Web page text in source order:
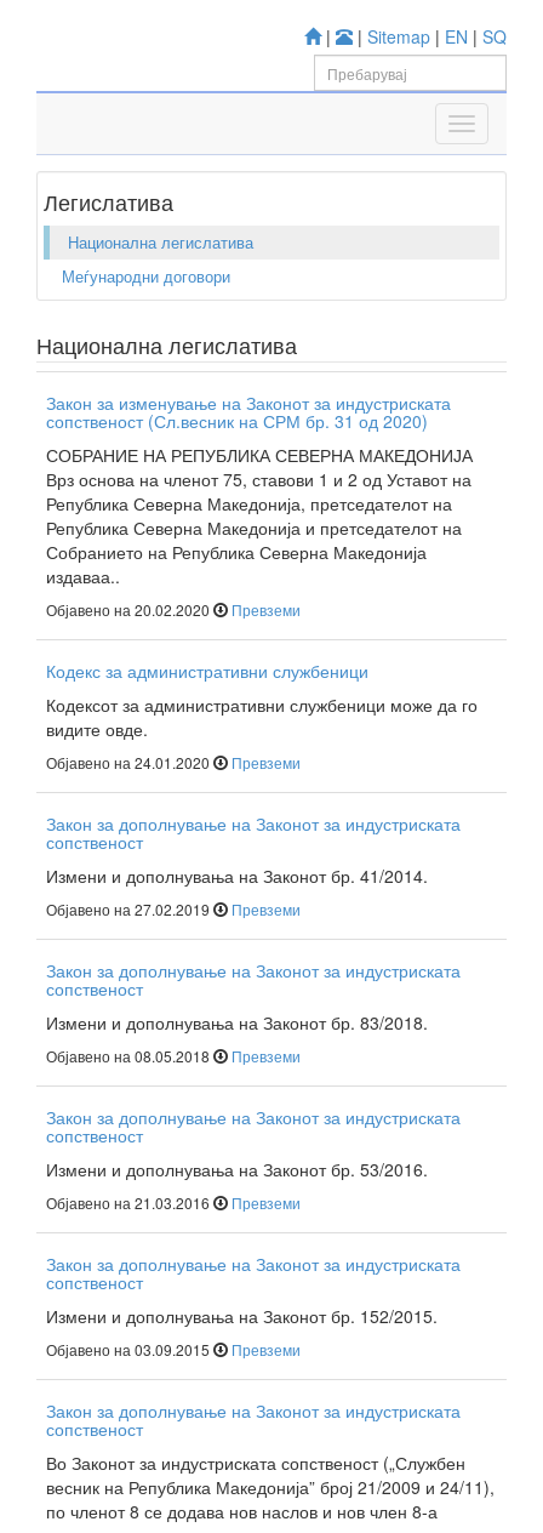
| | Sitemap | EN | SQ
Легислатива
Национална легислатива
Меѓународни договори
Национална легислатива
Закон за изменување на Законот за индустриската
сопственост (Сл.весник на СРМ бр. 31 од 2020)
СОБРАНИЕ НА РЕПУБЛИКА СЕВЕРНА МАКЕДОНИЈА
Врз основа на членот 75, ставови 1 и 2 од Уставот на
Република Северна Македонија, претседателот на
Република Северна Македонија и претседателот на
Собранието на Република Северна Македонија
издаваа..
Објавено на 20.02.2020 Превземи
Кодекс за административни службеници
Кодексот за административни службеници може да го
видите овде.
Објавено на 24.01.2020 Превземи
Закон за дополнување на Законот за индустриската
сопственост
Измени и дополнувања на Законот бр. 41/2014.
Објавено на 27.02.2019 Превземи
Закон за дополнување на Законот за индустриската
сопственост
Измени и дополнувања на Законот бр. 83/2018.
Објавено на 08.05.2018 Превземи
Закон за дополнување на Законот за индустриската
сопственост
Измени и дополнувања на Законот бр. 53/2016.
Објавено на 21.03.2016 Превземи
Закон за дополнување на Законот за индустриската
сопственост
Измени и дополнувања на Законот бр. 152/2015.
Објавено на 03.09.2015 Превземи
Закон за дополнување на Законот за индустриската
сопственост
Во Законот за индустриската сопственост („Службен
весник на Република Македонија” број 21/2009 и 24/11),
по членот 8 се додава нов наслов и нов член 8-а